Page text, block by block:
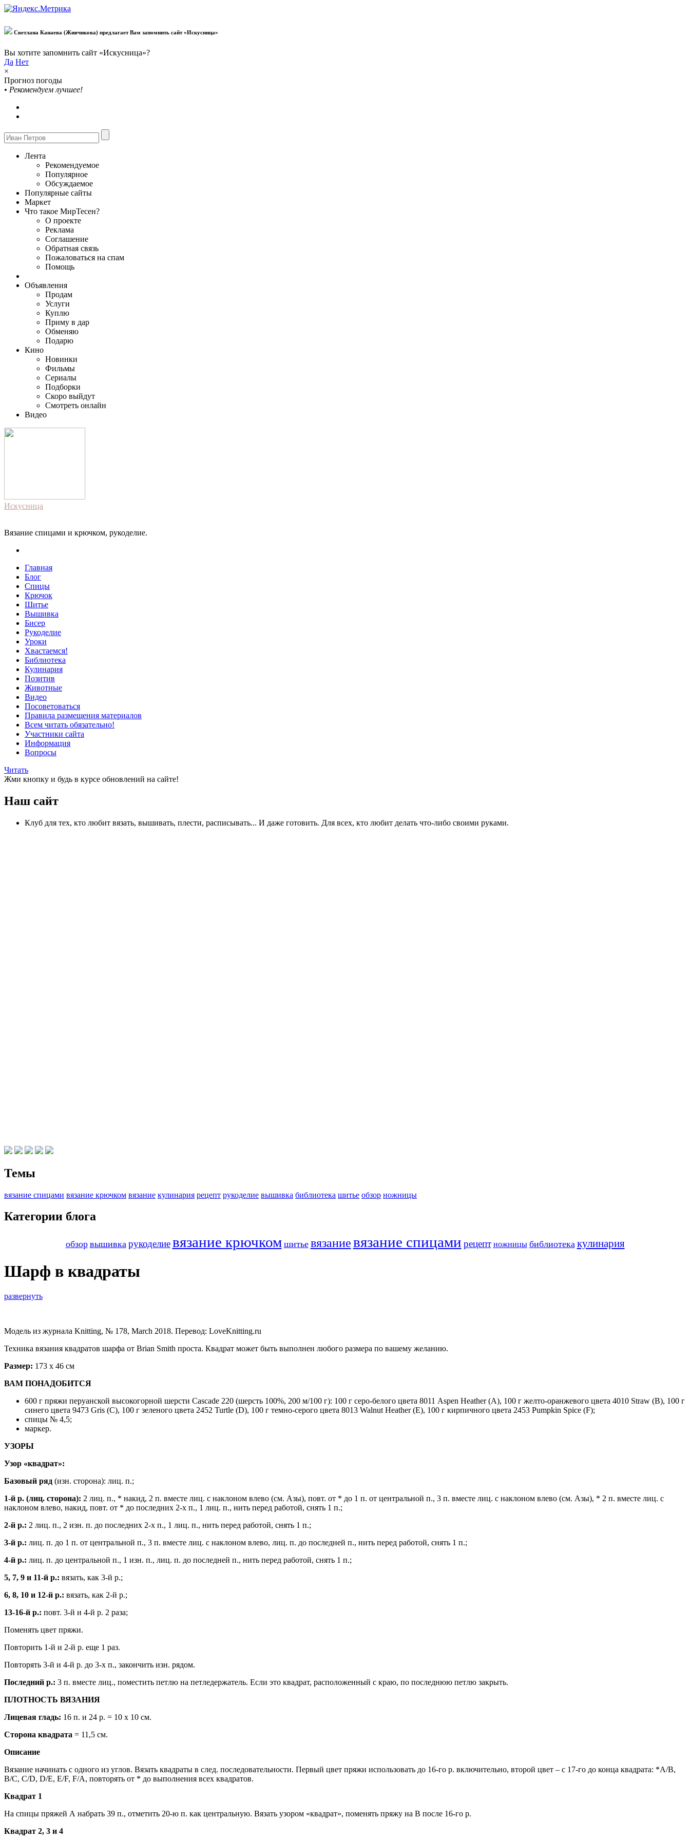
Светлана Канаева (Живчикова) предлагает Вам запомнить сайт «Искусница»
Вы хотите запомнить сайт «Искусница»?
Да Нет
×
Прогноз погоды
• Рекомендуем лучшее!
Лента
Рекомендуемое
Популярное
Обсуждаемое
Популярные сайты
Маркет
Что такое МирТесен?
О проекте
Реклама
Соглашение
Обратная связь
Пожаловаться на спам
Помощь
Объявления
Продам
Услуги
Куплю
Приму в дар
Обменяю
Подарю
Кино
Новинки
Фильмы
Сериалы
Подборки
Скоро выйдут
Смотреть онлайн
Видео
Искусница
Вязание спицами и крючком, рукоделие.
Главная
Блог
Спицы
Крючок
Шитье
Вышивка
Бисер
Рукоделие
Уроки
Хвастаемся!
Библиотека
Кулинария
Позитив
Животные
Видео
Посоветоваться
Правила размещения материалов
Всем читать обязательно!
Участники сайта
Информация
Вопросы
Читать
Жми кнопку и будь в курсе обновлений на сайте!
Наш сайт
Клуб для тех, кто любит вязать, вышивать, плести, расписывать... И даже готовить. Для всех, кто любит делать что-либо своими руками.
Темы
вязание спицами вязание крючком вязание кулинария рецепт рукоделие вышивка библиотека шитье обзор ножницы
Категории блога
обзор вышивка рукоделие вязание крючком шитье вязаниевязание спицами рецепт ножницы библиотека кулинария
Шарф в квадраты
развернуть
Модель из журнала Knitting, № 178, March 2018. Перевод: LoveKnitting.ru
Техника вязания квадратов шарфа от Brian Smith проста. Квадрат может быть выполнен любого размера по вашему желанию.
Размер: 173 х 46 см
ВАМ ПОНАДОБИТСЯ
600 г пряжи перуанской высокогорной шерсти Cascade 220 (шерсть 100%, 200 м/100 г): 100 г серо-белого цвета 8011 Aspen Heather (A), 100 г желто-оранжевого цвета 4010 Straw (B), 100 г
синего цвета 9473 Gris (C), 100 г зеленого цвета 2452 Turtle (D), 100 г темно-серого цвета 8013 Walnut Heather (E), 100 г кирпичного цвета 2453 Pumpkin Spice (F);
спицы № 4,5;
маркер.
УЗОРЫ
Узор «квадрат»:
Базовый ряд (изн. сторона): лиц. п.;
1-й р. (лиц. сторона): 2 лиц. п., * накид, 2 п. вместе лиц. с наклоном влево (см. Азы), повт. от * до 1 п. от центральной п., 3 п. вместе лиц. с наклоном влево (см. Азы), * 2 п. вместе лиц. с
наклоном влево, накид, повт. от * до последних 2-х п., 1 лиц. п., нить перед работой, снять 1 п.;
2-й р.: 2 лиц. п., 2 изн. п. до последних 2-х п., 1 лиц. п., нить перед работой, снять 1 п.;
3-й р.: лиц. п. до 1 п. от центральной п., 3 п. вместе лиц. с наклоном влево, лиц. п. до последней п., нить перед работой, снять 1 п.;
4-й р.: лиц. п. до центральной п., 1 изн. п., лиц. п. до последней п., нить перед работой, снять 1 п.;
5, 7, 9 и 11-й р.: вязать, как 3-й р.;
6, 8, 10 и 12-й р.: вязать, как 2-й р.;
13-16-й р.: повт. 3-й и 4-й р. 2 раза;
Поменять цвет пряжи.
Повторить 1-й и 2-й р. еще 1 раз.
Повторять 3-й и 4-й р. до 3-х п., закончить изн. рядом.
Последний р.: 3 п. вместе лиц., поместить петлю на петледержатель. Если это квадрат, расположенный с краю, по последнюю петлю закрыть.
ПЛОТНОСТЬ ВЯЗАНИЯ
Лицевая гладь: 16 п. и 24 р. = 10 х 10 см.
Сторона квадрата = 11,5 см.
Описание
Вязание начинать с одного из углов. Вязать квадраты в след. последовательности. Первый цвет пряжи использовать до 16-го р. включительно, второй цвет – с 17-го до конца квадрата: *A/B,
B/C, C/D, D/E, E/F, F/A, повторять от * до выполнения всех квадратов.
Квадрат 1
На спицы пряжей А набрать 39 п., отметить 20-ю п. как центральную. Вязать узором «квадрат», поменять пряжу на В после 16-го р.
Квадрат 2, 3 и 4